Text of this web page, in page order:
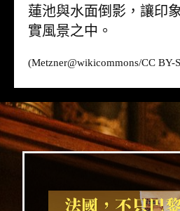
蓮池與水面倒影，讓印
實風景之中。
(Metzner@wikicommons/CC BY-